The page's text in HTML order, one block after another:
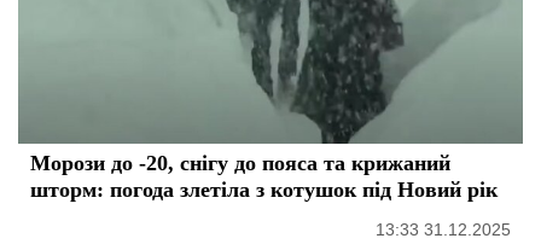
Морози до -20, снігу до пояса та крижаний
шторм: погода злетіла з котушок під Новий рік
13:33 31.12.2025